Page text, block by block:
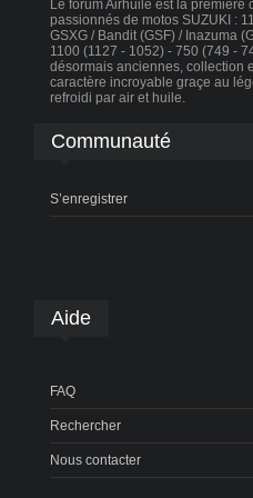
Le forum Airhuile est la
passionnés de motos SUZUKI :
GSXG / Bandit (GSF) / Inazuma
1100 (1127 - 1052) - 750 (749 -
désormais anciennes, collection
caractère incroyable graçe au
refroidi par air et huile.
Communauté
S’enregistrer
Aide
FAQ
Rechercher
Nous contacter